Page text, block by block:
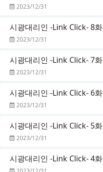
2023/12/31
시광대리인 -Link Click- 8화
2023/12/31
시광대리인 -Link Click- 7화
2023/12/31
시광대리인 -Link Click- 6화
2023/12/31
시광대리인 -Link Click- 5화
2023/12/31
시광대리인 -Link Click- 4화